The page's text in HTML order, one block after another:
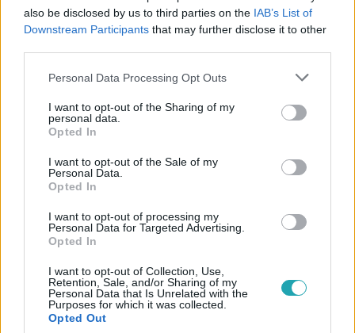
also be disclosed by us to third parties on the IAB’s List of
Downstream Participants that may further disclose it to other
Please note that this website/app uses one or more Google
not limited to your visit or usage behaviour. You may click to
grant or deny consent to Google and its third-party tags to
use your data for below specified purposes in below Google
consent section.
Personal Data Processing Opt Outs
I want to opt-out of the Sharing of my
personal data.
Opted In
I want to opt-out of the Sale of my
Personal Data.
Opted In
I want to opt-out of processing my
Personal Data for Targeted Advertising.
Opted In
I want to opt-out of Collection, Use,
Retention, Sale, and/or Sharing of my
Personal Data that Is Unrelated with the
Purposes for which it was collected.
Opted Out
Népszerű